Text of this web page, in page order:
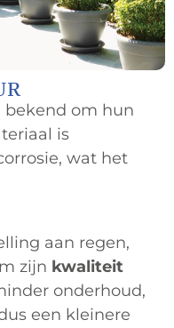
om hun
is
wat het
aan regen,
zijn kwaliteit
onderhoud,
een kleinere